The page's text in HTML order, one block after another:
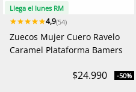
Llega el lunes RM
4,9(54)
Zuecos Mujer Cuero Ravelo
Caramel Plataforma Bamers
$24.990 -50%